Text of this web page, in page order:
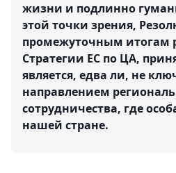
жизни и подлинно
этой точки зрения,
промежуточным итогам
Стратегии ЕС по ЦА,
является, едва ли, не
направлением
сотрудничества, где
нашей стране.